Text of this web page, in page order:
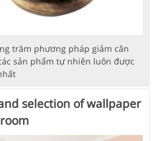
trăm phương pháp giảm cân
sản phẩm tự nhiên luôn được
selection of wallpaper